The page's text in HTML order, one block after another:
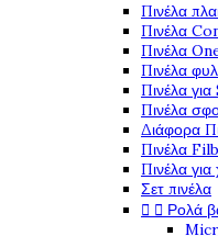
Πινέλα
Πινέλα
Πινέλα
Πινέλα
Πινέλα
Πινέλα
Διάφορα
Πινέλα
Πινέλα
Σετ πινέλα
  Ρολά